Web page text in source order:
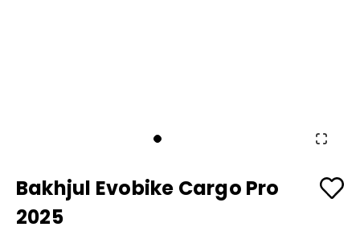
Bakhjul Evobike Cargo Pro
2025